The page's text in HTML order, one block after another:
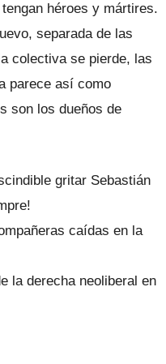
héroes y mártires.
separada de las
colectiva se pierde, las
parece así como
son los dueños de
gritar Sebastián
caídas en la
la derecha neoliberal en